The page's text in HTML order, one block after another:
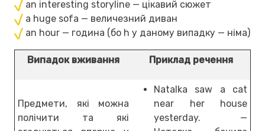
an interesting storyline — цікавий сюжет
a huge sofa — величезний диван
an hour — година (бо h у даному випадку — німа)
Випадок вживання Приклад речення
Предмети, які можна
полічити та які
Natalka saw a cat
near her house
yesterday. —